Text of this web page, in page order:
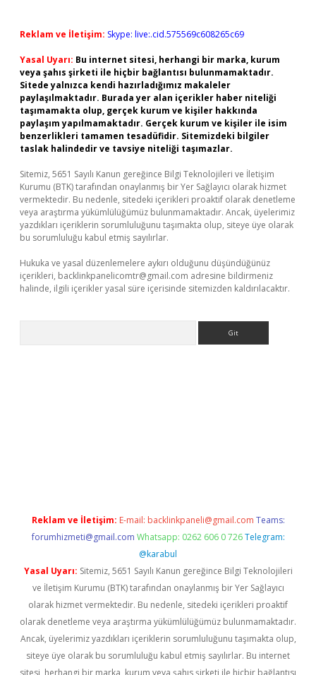
Reklam ve İletişim: Skype: live:.cid.575569c608265c69
Yasal Uyarı: Bu internet sitesi, herhangi bir marka, kurum
veya şahıs şirketi ile hiçbir bağlantısı bulunmamaktadır.
Sitede yalnızca kendi hazırladığımız makaleler
paylaşılmaktadır. Burada yer alan içerikler haber niteliği
taşımamakta olup, gerçek kurum ve kişiler hakkında
paylaşım yapılmamaktadır. Gerçek kurum ve kişiler ile isim
benzerlikleri tamamen tesadüfidir. Sitemizdeki bilgiler
taslak halindedir ve tavsiye niteliği taşımazlar.
Sitemiz, 5651 Sayılı Kanun gereğince Bilgi Teknolojileri ve İletişim
Kurumu (BTK) tarafından onaylanmış bir Yer Sağlayıcı olarak hizmet
vermektedir. Bu nedenle, sitedeki içerikleri proaktif olarak denetleme
veya araştırma yükümlülüğümüz bulunmamaktadır. Ancak, üyelerimiz
yazdıkları içeriklerin sorumluluğunu taşımakta olup, siteye üye olarak
bu sorumluluğu kabul etmiş sayılırlar.
Hukuka ve yasal düzenlemelere aykırı olduğunu düşündüğünüz
içerikleri, backlinkpanelicomtr@gmail.com adresine bildirmeniz
halinde, ilgili içerikler yasal süre içerisinde sitemizden kaldırılacaktır.
Reklam ve İletişim: E-mail: backlinkpaneli@gmail.com Teams:
forumhizmeti@gmail.com Whatsapp: 0262 606 0 726 Telegram:
@karabul
Yasal Uyarı: Sitemiz, 5651 Sayılı Kanun gereğince Bilgi Teknolojileri
ve İletişim Kurumu (BTK) tarafından onaylanmış bir Yer Sağlayıcı
olarak hizmet vermektedir. Bu nedenle, sitedeki içerikleri proaktif
olarak denetleme veya araştırma yükümlülüğümüz bulunmamaktadır.
Ancak, üyelerimiz yazdıkları içeriklerin sorumluluğunu taşımakta olup,
siteye üye olarak bu sorumluluğu kabul etmiş sayılırlar. Bu internet
sitesi, herhangi bir marka, kurum veya şahıs şirketi ile hiçbir bağlantısı